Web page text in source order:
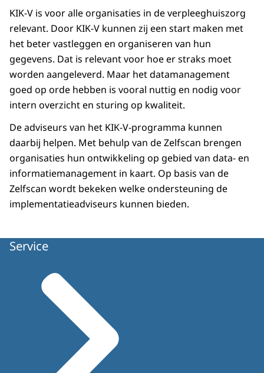
KIK-V is voor alle organisaties in de verpleeghuiszorg
relevant. Door KIK-V kunnen zij een start maken met
het beter vastleggen en organiseren van hun
gegevens. Dat is relevant voor hoe er straks moet
worden aangeleverd. Maar het datamanagement
goed op orde hebben is vooral nuttig en nodig voor
intern overzicht en sturing op kwaliteit.
De adviseurs van het KIK-V-programma kunnen
daarbij helpen. Met behulp van deZelfscan brengen
organisaties hun ontwikkeling op gebied van data- en
informatiemanagement in kaart. Op basis van de
Zelfscan wordt bekeken welke ondersteuning de
implementatieadviseurs kunnen bieden.
Service